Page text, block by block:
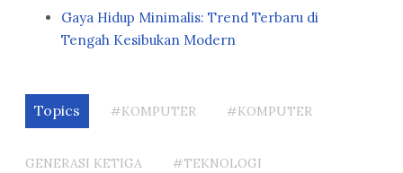
Gaya Hidup Minimalis: Trend Terbaru di
Tengah Kesibukan Modern
Topics #KOMPUTER #KOMPUTER
GENERASI KETIGA #TEKNOLOGI